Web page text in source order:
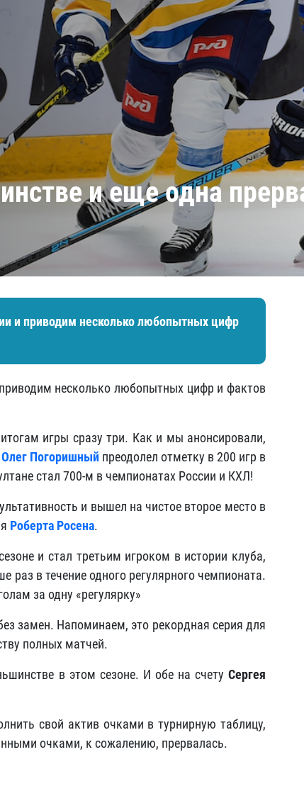
Амур
Барыс
Салават Юлаев
Сибирь
и еще одна
и приводим несколько любопытных цифр
несколько любопытных цифр и фактов
игры сразу три. Как и мы анонсировали,
Олег Погоришный преодолел отметку в 200 игр в
стал 700-м в чемпионатах России и КХЛ!
и вышел на чистое второе место в
Роберта Росена.
и стал третьим игроком в истории клуба,
раз в течение одного регулярного чемпионата.
за одну «регулярку»
замен. Напоминаем, это рекордная серия для
полных матчей.
в этом сезоне. И обе на счету Сергея
свой актив очками в турнирную таблицу,
очками, к сожалению, прервалась.